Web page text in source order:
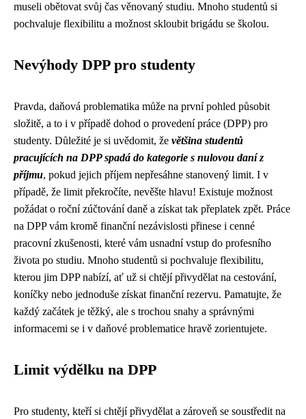
museli obětovat svůj čas věnovaný studiu. Mnoho studentů si
pochvaluje flexibilitu a možnost skloubit brigádu se školou.
Nevýhody DPP pro studenty
Pravda, daňová problematika může na první pohled působit
složitě, a to i v případě dohod o provedení práce (DPP) pro
studenty. Důležité je si uvědomit, že většina studentů
pracujících na DPP spadá do kategorie s nulovou daní z
příjmu, pokud jejich příjem nepřesáhne stanovený limit. I v
případě, že limit překročíte, nevěšte hlavu! Existuje možnost
požádat o roční zúčtování daně a získat tak přeplatek zpět. Práce
na DPP vám kromě finanční nezávislosti přinese i cenné
pracovní zkušenosti, které vám usnadní vstup do profesního
života po studiu. Mnoho studentů si pochvaluje flexibilitu,
kterou jim DPP nabízí, ať už si chtějí přivydělat na cestování,
koníčky nebo jednoduše získat finanční rezervu. Pamatujte, že
každý začátek je těžký, ale s trochou snahy a správnými
informacemi se i v daňové problematice hravě zorientujete.
Limit výdělku na DPP
Pro studenty, kteří si chtějí přivydělat a zároveň se soustředit na